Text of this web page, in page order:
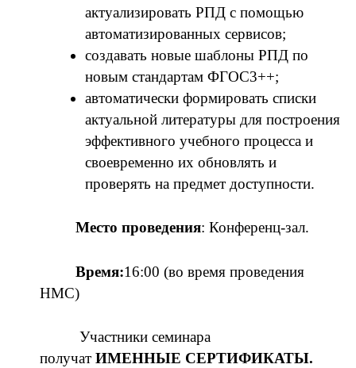
актуализировать РПД с помощью
автоматизированных сервисов;
создавать новые шаблоны РПД по
новым стандартам ФГОС3++;
автоматически формировать списки
актуальной литературы для построения
эффективного учебного процесса и
своевременно их обновлять и
проверять на предмет доступности.
Место проведения: Конференц-зал.
Время:16:00 (во время проведения
НМС)
Участники семинара
получат ИМЕННЫЕ СЕРТИФИКАТЫ.